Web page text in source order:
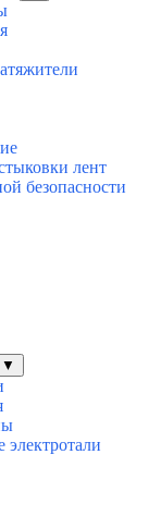
лент
безопасности
▼